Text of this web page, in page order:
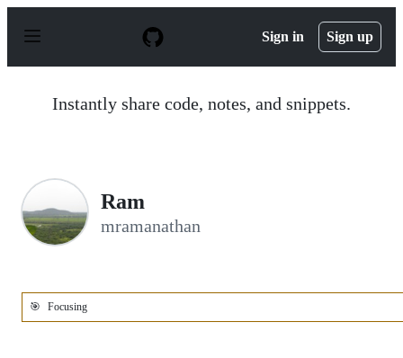
p
Sign in Sign up
Instantly share code, notes, and snippets.
Ram
mramanathan
🎯 Focusing